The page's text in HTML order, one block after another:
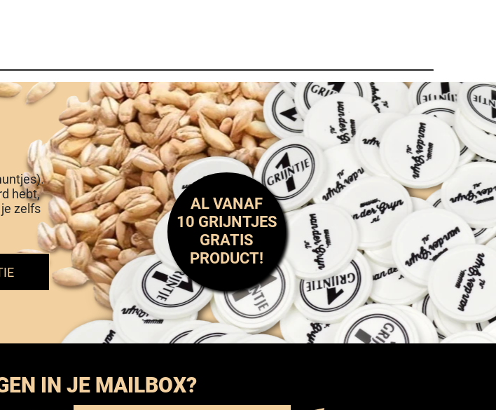
hebt,
zelfs
AL VANAF
10 GRIJNTJES
GRATIS
PRODUCT!
IN JE MAILBOX?